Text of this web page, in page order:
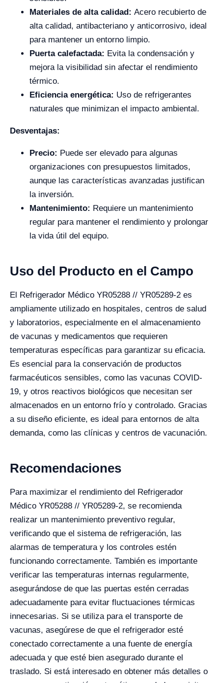
Materiales de alta calidad: Acero recubierto de
alta calidad, antibacteriano y anticorrosivo, ideal
para mantener un entorno limpio.
Puerta calefactada: Evita la condensación y
mejora la visibilidad sin afectar el rendimiento
térmico.
Eficiencia energética: Uso de refrigerantes
naturales que minimizan el impacto ambiental.
Desventajas:
Precio: Puede ser elevado para algunas
organizaciones con presupuestos limitados,
aunque las características avanzadas justifican
la inversión.
Mantenimiento: Requiere un mantenimiento
regular para mantener el rendimiento y prolongar
la vida útil del equipo.
Uso del Producto en el Campo
El Refrigerador Médico YR05288 // YR05289-2 es
ampliamente utilizado en hospitales, centros de salud
y laboratorios, especialmente en el almacenamiento
de vacunas y medicamentos que requieren
temperaturas específicas para garantizar su eficacia.
Es esencial para la conservación de productos
farmacéuticos sensibles, como las vacunas COVID-
19, y otros reactivos biológicos que necesitan ser
almacenados en un entorno frío y controlado. Gracias
a su diseño eficiente, es ideal para entornos de alta
demanda, como las clínicas y centros de vacunación.
Recomendaciones
Para maximizar el rendimiento del Refrigerador
Médico YR05288 // YR05289-2, se recomienda
realizar un mantenimiento preventivo regular,
verificando que el sistema de refrigeración, las
alarmas de temperatura y los controles estén
funcionando correctamente. También es importante
verificar las temperaturas internas regularmente,
asegurándose de que las puertas estén cerradas
adecuadamente para evitar fluctuaciones térmicas
innecesarias. Si se utiliza para el transporte de
vacunas, asegúrese de que el refrigerador esté
conectado correctamente a una fuente de energía
adecuada y que esté bien asegurado durante el
traslado. Si está interesado en obtener más detalles o